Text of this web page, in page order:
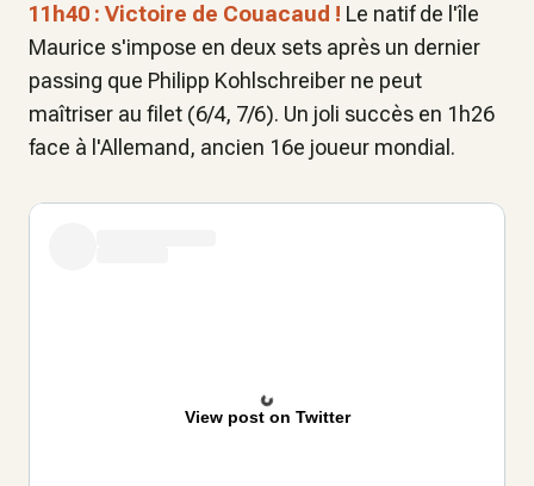
11h40 : Victoire de Couacaud ! Le natif de l'île
Maurice s'impose en deux sets après un dernier
passing que Philipp Kohlschreiber ne peut
maîtriser au filet (6/4, 7/6). Un joli succès en 1h26
face à l'Allemand, ancien 16e joueur mondial.
View post on Twitter